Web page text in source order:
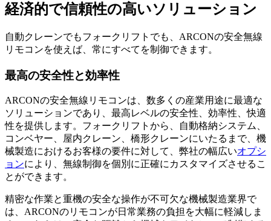
経済的で信頼性の高いソリューション
自動クレーンでもフォークリフトでも、ARCONの安全無線
リモコンを使えば、常にすべてを制御できます。
最高の安全性と効率性
ARCONの安全無線リモコンは、数多くの産業用途に最適な
ソリューションであり、最高レベルの安全性、効率性、快適
性を提供します。フォークリフトから、自動格納システム、
コンベヤー、屋内クレーン、橋形クレーンにいたるまで、機
械製造におけるお客様の要件に対して、弊社の幅広いオプシ
ョンにより、無線制御を個別に正確にカスタマイズさせるこ
とができます。
精密な作業と重機の安全な操作が不可欠な機械製造業界で
は、ARCONのリモコンが日常業務の負担を大幅に軽減しま